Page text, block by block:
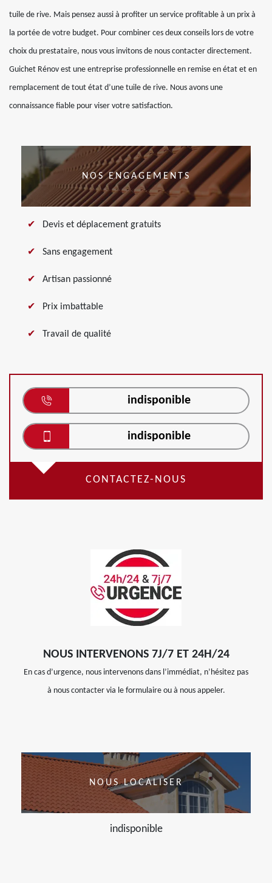
tuile de rive. Mais pensez aussi à profiter un service profitable à un prix à
la portée de votre budget. Pour combiner ces deux conseils lors de votre
choix du prestataire, nous vous invitons de nous contacter directement.
Guichet Rénov est une entreprise professionnelle en remise en état et en
remplacement de tout état d’une tuile de rive. Nous avons une
connaissance fiable pour viser votre satisfaction.
NOS ENGAGEMENTS
Devis et déplacement gratuits
Sans engagement
Artisan passionné
Prix imbattable
Travail de qualité
indisponible
indisponible
CONTACTEZ-NOUS
NOUS INTERVENONS 7J/7 ET 24H/24
En cas d’urgence, nous intervenons dans l’immédiat, n’hésitez pas
à nous contacter via le formulaire ou à nous appeler.
NOUS LOCALISER
indisponible